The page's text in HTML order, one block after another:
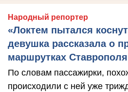
Народный репортер
«Локтем пытался
девушка рассказала о
маршрутках Ставрополя
По словам пассажирки,
происходили с ней уже